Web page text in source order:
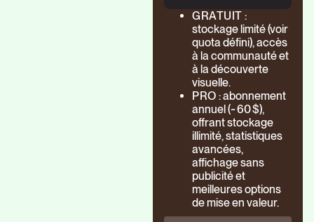
GRATUIT :
stockage limité (voir
quota défini), accès
à la communauté et
à la découverte
visuelle.
PRO : abonnement
annuel (~ 60 $),
offrant stockage
illimité, statistiques
avancées,
affichage sans
publicité et
meilleures options
de mise en valeur.